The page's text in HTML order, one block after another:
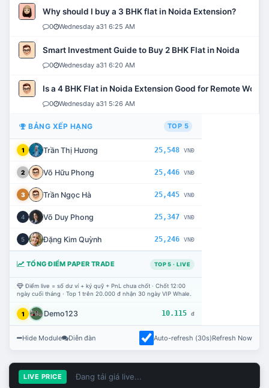
Why should I buy a 3 BHK flat in Noida Extension?
0 Wednesday a31 6:25 AM
Smart Investment Guide to Buy 2 BHK Flat in Noida
0 Wednesday a31 6:20 AM
Is a 4 BHK Flat in Noida Extension Good for Remote Work?
0 Wednesday a31 5:26 AM
BẢNG XẾP HẠNG TOP 5
1 Trần Thị Hương 25,548 VNĐ
2 Võ Hữu Phong 25,446 VNĐ
3 Trần Ngọc Hà 25,445 VNĐ
4 Võ Duy Phong 25,347 VNĐ
5 Đặng Kim Quỳnh 25,246 VNĐ
TỔNG ĐIỂM PAPER TRADE TOP 5 · LIVE
Điểm live = số dư ví + ký quỹ + PnL chưa chốt · Chốt 12:00
ngày cuối tháng · Top 1 trên 20.000 đ nhận 30 ngày VIP Whale.
1 Demo123 10.115 đ
Hide Module Diễn đàn Auto-refresh (30s)Refresh Now
LIVE PRICE Đang tải giá live...